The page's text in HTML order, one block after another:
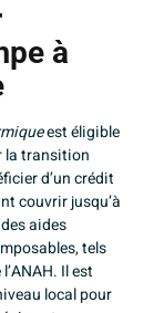
à
est éligible
la transition
d’un crédit
couvrir jusqu’à
aides
tels
Il est
local pour